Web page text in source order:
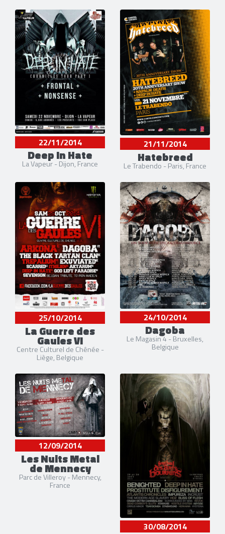
22/11/2014
Deep In Hate
La Vapeur - Dijon, France
21/11/2014
Hatebreed
Le Trabendo - Paris, France
25/10/2014
La Guerre des
Gaules VI
Centre Culturel de Chênée -
Liège, Belgique
24/10/2014
Dagoba
Le Magasin 4 - Bruxelles,
Belgique
12/09/2014
Les Nuits Metal
de Mennecy
Parc de Villeroy - Mennecy,
France
30/08/2014